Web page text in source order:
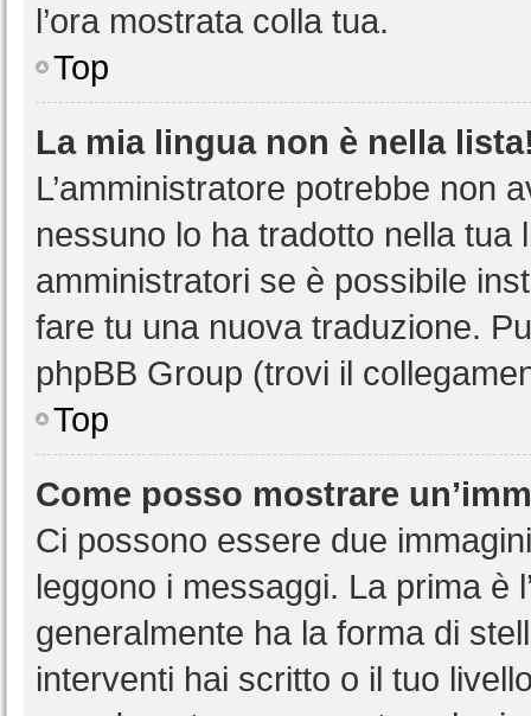
l’ora mostrata colla tua.
Top
La mia lingua non è nella
L’amministratore potrebbe non
nessuno lo ha tradotto nella tua
amministratori se è possibile
fare tu una nuova traduzione.
phpBB Group (trovi il
Top
Come posso mostrare
Ci possono essere due
leggono i messaggi. La prima è
generalmente ha la forma di
interventi hai scritto o il tuo